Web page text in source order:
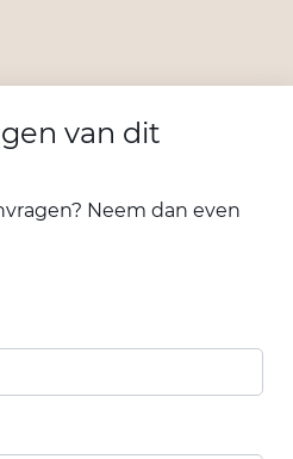
van dit
Neem dan even